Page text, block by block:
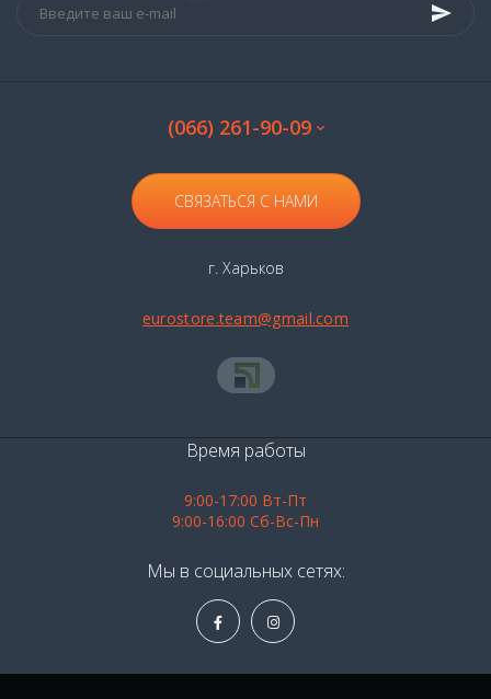
(066) 261-90-09
СВЯЗАТЬСЯ С НАМИ
г. Харьков
eurostore.team@gmail.com
Время работы
9:00-17:00 Вт-Пт
9:00-16:00 Сб-Вс-Пн
Мы в социальных сетях: